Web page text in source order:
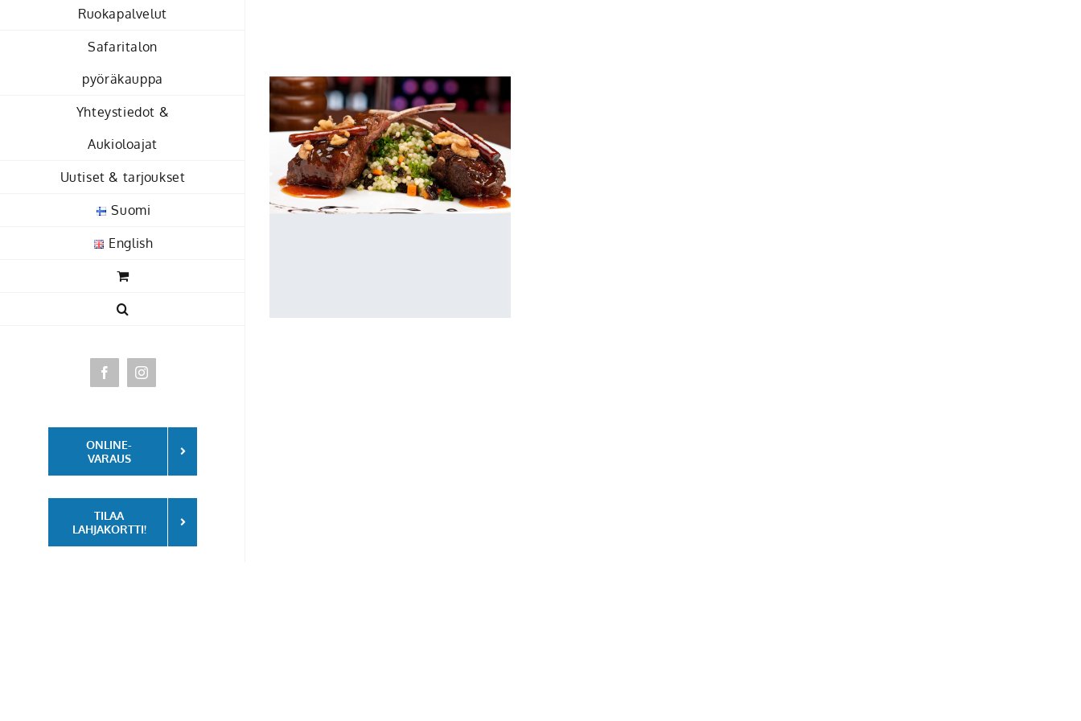
Ruokapalvelut
Safaritalon
pyöräkauppa
Yhteystiedot &
Aukioloajat
Uutiset & tarjoukset
Suomi
English
FacebookInstagram
ONLINE-
VARAUS
TILAA
LAHJAKORTTI!